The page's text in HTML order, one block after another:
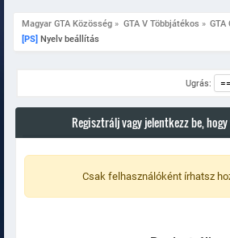
Magyar GTA Közösség » GTA V Többjátékos » GTA
[PS] Nyelv beállítás
Ugrás:
Regisztrálj vagy jelentkezz be,
Csak felhasználóként írhatsz